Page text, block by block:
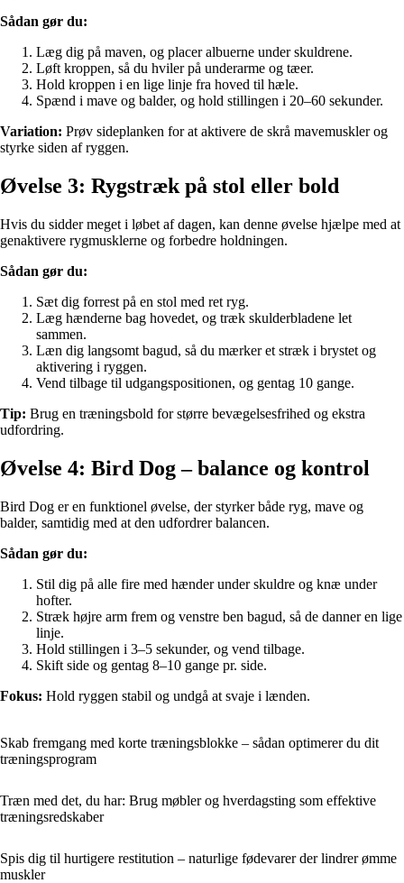
Sådan gør du:
Læg dig på maven, og placer albuerne under skuldrene.
Løft kroppen, så du hviler på underarme og tæer.
Hold kroppen i en lige linje fra hoved til hæle.
Spænd i mave og balder, og hold stillingen i 20–60 sekunder.
Variation: Prøv sideplanken for at aktivere de skrå mavemuskler og
styrke siden af ryggen.
Øvelse 3: Rygstræk på stol eller bold
Hvis du sidder meget i løbet af dagen, kan denne øvelse hjælpe med at
genaktivere rygmusklerne og forbedre holdningen.
Sådan gør du:
Sæt dig forrest på en stol med ret ryg.
Læg hænderne bag hovedet, og træk skulderbladene let
sammen.
Læn dig langsomt bagud, så du mærker et stræk i brystet og
aktivering i ryggen.
Vend tilbage til udgangspositionen, og gentag 10 gange.
Tip: Brug en træningsbold for større bevægelsesfrihed og ekstra
udfordring.
Øvelse 4: Bird Dog – balance og kontrol
Bird Dog er en funktionel øvelse, der styrker både ryg, mave og
balder, samtidig med at den udfordrer balancen.
Sådan gør du:
Stil dig på alle fire med hænder under skuldre og knæ under
hofter.
Stræk højre arm frem og venstre ben bagud, så de danner en lige
linje.
Hold stillingen i 3–5 sekunder, og vend tilbage.
Skift side og gentag 8–10 gange pr. side.
Fokus: Hold ryggen stabil og undgå at svaje i lænden.
Skab fremgang med korte træningsblokke – sådan optimerer du dit
træningsprogram
Træn med det, du har: Brug møbler og hverdagsting som effektive
træningsredskaber
Spis dig til hurtigere restitution – naturlige fødevarer der lindrer ømme
muskler